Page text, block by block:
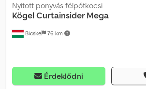
Bicske 76 km
Nyitott ponyvás félpótkocsi
KögelCurtainsider Mega
Érdeklődni